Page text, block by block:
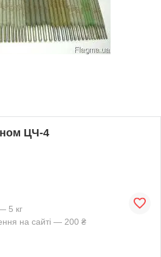
ЦЧ-4
5 кг
на сайті — 200 ₴